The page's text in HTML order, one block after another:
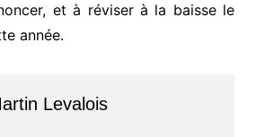
et à réviser à la baisse le
année.
Levalois